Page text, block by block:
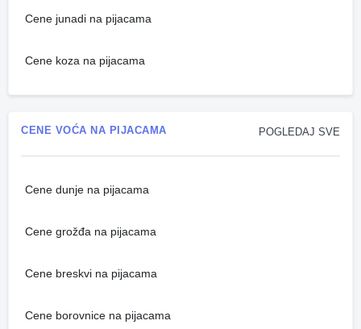
Cene junadi na pijacama
Cene koza na pijacama
POGLEDAJ SVE
CENE VOĆA NA PIJACAMA
Cene dunje na pijacama
Cene grožđa na pijacama
Cene breskvi na pijacama
Cene borovnice na pijacama